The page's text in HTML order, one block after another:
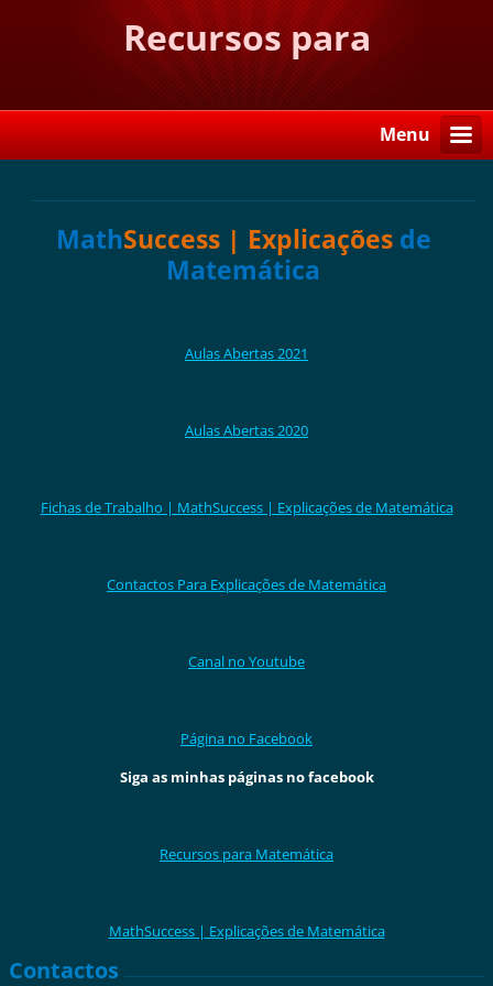
Recursos para
Matemática
Menu
MathSuccess | Explicações de
Matemática
Aulas Abertas 2021
Aulas Abertas 2020
Fichas de Trabalho | MathSuccess | Explicações de Matemática
Contactos Para Explicações de Matemática
Canal no Youtube
Página no Facebook
Siga as minhas páginas no facebook
Recursos para Matemática
MathSuccess | Explicações de Matemática
Contactos